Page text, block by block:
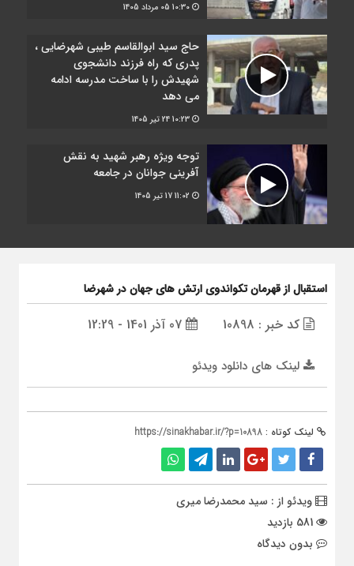
05 مرداد 1405
حاج سید ابوالقاسم طیبی شهرضایی ،
پدری که راه فرزند دانشجوی
شهیدش را با ساخت مدرسه ادامه
می دهد
24 تیر 1405
توجه ویژه رهبر شهید به نقش
آفرینی جوانان در جامعه
17 تیر 1405
استقبال از قهرمان تکواندوی ارتش های جهان در شهرضا
کد خبر : 10898
لینک های دانلود ویدئو
لینک کوتاه : https://sinakhabar.ir/?p=10898
ویدئو از : سید محمدرضا میری
بدون دیدگاه